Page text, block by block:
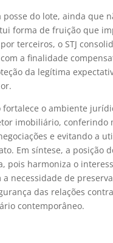
do lote, ainda que
forma de fruição que
terceiros, o STJ
a finalidade
da legítima
fortalece o ambiente
imobiliário, conferindo
e evitando a
Em síntese, a posição
pois harmoniza o
necessidade de
das relações
contemporâneo.